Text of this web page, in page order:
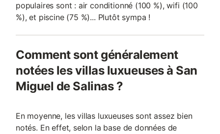
populaires sont : air conditionné (100 %), wifi (100
%), et piscine (75 %)... Plutôt sympa !
Comment sont généralement
notées les villas luxueuses à San
Miguel de Salinas ?
En moyenne, les villas luxueuses sont assez bien
notés. En effet, selon la base de données de